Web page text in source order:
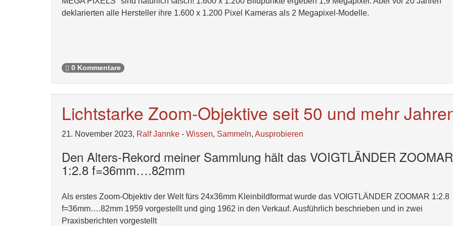
deklarierten alle Hersteller ihre 1.600 x 1.200 Pixel Kameras als 2 Megapixel-Modelle.
0 Kommentare
Lichtstarke Zoom-Objektive seit 50 und mehr
21. November 2023, Ralf Jannke - Wissen, Sammeln, Ausprobieren
Den Alters-Rekord meiner Sammlung hält das VOIGTLÄNDER ZOOMAR
1:2.8 f=36mm….82mm
Als erstes Zoom-Objektiv der Welt fürs 24x36mm Kleinbildformat wurde das VOIGTLÄNDER ZOOMAR 1:2.8
f=36mm….82mm 1959 vorgestellt und ging 1962 in den Verkauf. Ausführlich beschrieben und in zwei
Praxisberichten vorgestellt